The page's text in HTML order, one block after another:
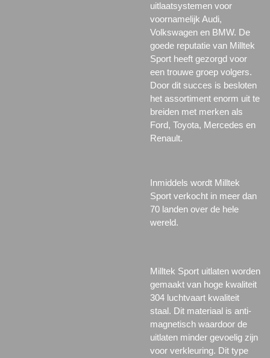
uitlaatsystemen voor
voornamelijk Audi,
Volkswagen en BMW. De
goede reputatie van Milltek
Sport heeft gezorgd voor
een trouwe groep volgers.
Door dit succes is besloten
het assortiment enorm uit te
breiden met merken als
Ford, Toyota, Mercedes en
Renault.
Inmiddels wordt Milltek
Sport verkocht in meer dan
70 landen over de hele
wereld.
Milltek Sport uitlaten worden
gemaakt van hoge kwaliteit
304 luchtvaart kwaliteit
staal. Dit materiaal is anti-
magnetisch waardoor de
uitlaten minder gevoelig zijn
voor verkleuring. Dit type